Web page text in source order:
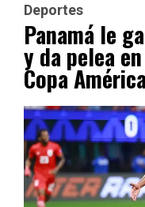
Deportes
Panamá le
y da pelea
Copa América